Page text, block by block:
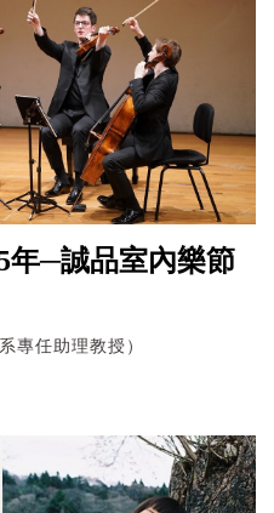
年─誠品室內樂節
專任助理教授）